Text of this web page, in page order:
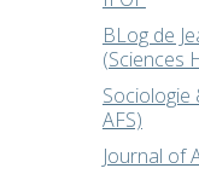
BLog de
(Sciences
Sociologie
AFS)
Journal of